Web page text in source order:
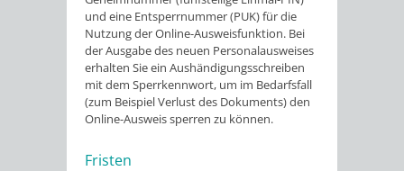
und eine Entsperrnummer (PUK)für die
Nutzung der Online-Ausweisfunktion. Bei
der Ausgabe des neuen Personalausweises
erhalten Sie ein Aushändigungsschreiben
mit dem Sperrkennwort, um im Bedarfsfall
(zum Beispiel Verlust des Dokuments) den
Online-Ausweis sperren zu können.
Fristen